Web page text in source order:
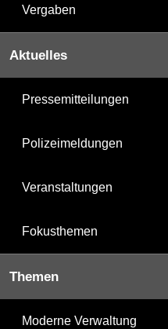
Vergaben
Aktuelles
Pressemitteilungen
Polizeimeldungen
Veranstaltungen
Fokusthemen
Themen
Moderne Verwaltung